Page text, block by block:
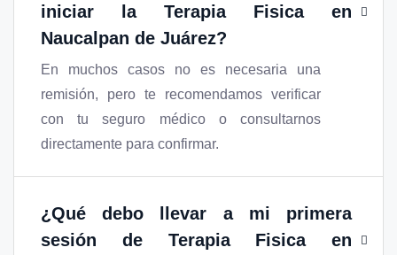
iniciar la Terapia Fisica en
Naucalpan de Juárez?
En muchos casos no es necesaria una
remisión, pero te recomendamos verificar
con tu seguro médico o consultarnos
directamente para confirmar.
¿Qué debo llevar a mi primera
sesión de Terapia Fisica en